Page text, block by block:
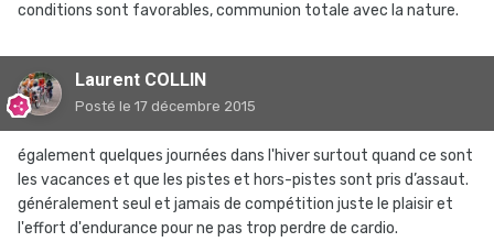
conditions sont favorables, communion totale avec la nature.
Laurent COLLIN
Posté le 17 décembre 2015
également quelques journées dans l'hiver surtout quand ce sont
les vacances et que les pistes et hors-pistes sont pris d’assaut.
généralement seul et jamais de compétition juste le plaisir et
l'effort d'endurance pour ne pas trop perdre de cardio.